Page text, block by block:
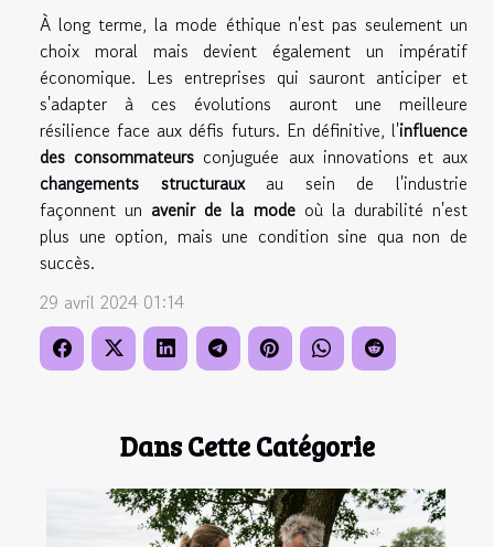
Dans Cette Catégorie
À long terme, la mode éthique n'est pas seulement un
choix moral mais devient également un impératif
économique. Les entreprises qui sauront anticiper et
s'adapter à ces évolutions auront une meilleure
résilience face aux défis futurs. En définitive, l'influence
des consommateurs conjuguée aux innovations et aux
changements structurauxau sein de l'industrie
façonnent un avenir de la modeoù la durabilité n'est
plus une option, mais une condition sine qua non de
succès.
29 avril 2024 01:14